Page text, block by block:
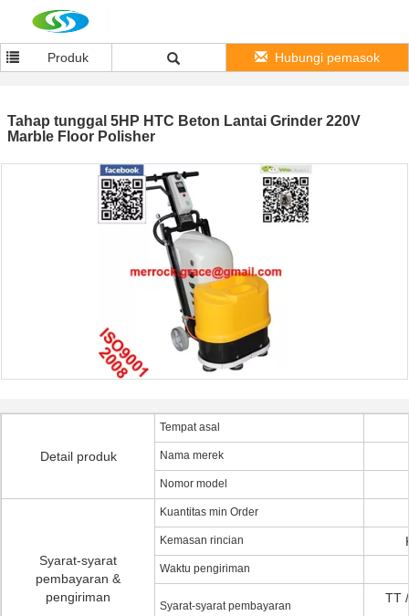
Produk Hubungi pemasok
Tahap tunggal 5HP HTC Beton Lantai Grinder 220V
Marble Floor Polisher
Detail produk
Tempat asal
Nama merek
Nomor model
Syarat-syarat
pembayaran &
pengiriman
Kuantitas min Order
Kemasan rincian
Waktu pengiriman
Syarat-syarat pembayaran
TT